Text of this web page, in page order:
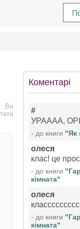
Ви
Коментарі
#
УРАААА,
- до книги "Як
олеся
клас! це
- до книги
кімната"
олеся
- до книги
кімната"